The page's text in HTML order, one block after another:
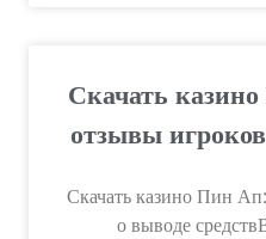
Скачать
отзывы
Скачать казино Пин
о выводе